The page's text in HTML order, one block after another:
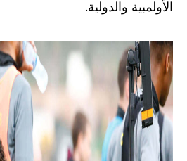
الأولمبية والدولية.